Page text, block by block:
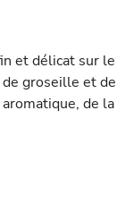
et délicat sur
groseille et
de